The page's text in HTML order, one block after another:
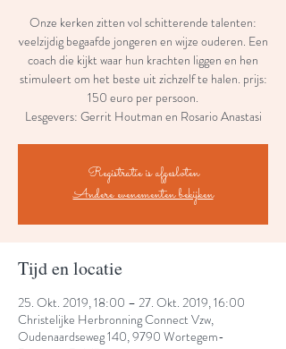
Onze kerken zitten vol schitterende talenten:
veelzijdig begaafde jongeren en wijze ouderen. Een
coach die kijkt waar hun krachten liggen en hen
stimuleert om het beste uit zichzelf te halen. prijs:
150 euro per persoon.
Lesgevers: Gerrit Houtman en Rosario Anastasi
Registratie is afgesloten
Andere evenementen bekijken
Tijd en locatie
25. Okt. 2019, 18:00 – 27. Okt. 2019, 16:00
Christelijke Herbronning Connect Vzw,
Oudenaardseweg 140, 9790 Wortegem-